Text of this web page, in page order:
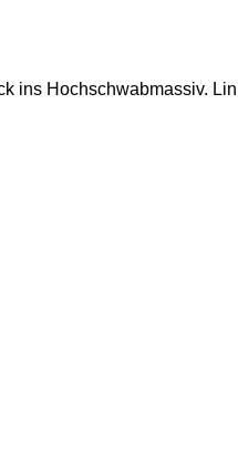
ins Hochschwabmassiv.